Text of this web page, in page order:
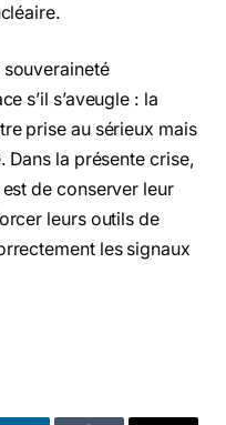
souveraineté
s’il s’aveugle : la
prise au sérieux mais
Dans la présente crise,
est de conserver leur
leurs outils de
les signaux